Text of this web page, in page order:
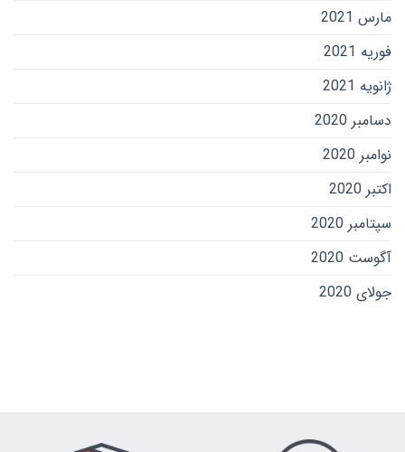
مارس 2021
فوریه 2021
ژانویه 2021
دسامبر 2020
نوامبر 2020
اکتبر 2020
سپتامبر 2020
آگوست 2020
جولای 2020